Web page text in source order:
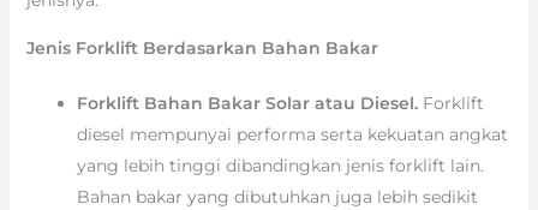
Jenis Forklift Berdasarkan Bahan Bakar
Forklift Bahan Bakar Solar atau Diesel. Forklift
diesel mempunyai performa serta kekuatan angkat
yang lebih tinggi dibandingkan jenis forklift lain.
Bahan bakar yang dibutuhkan juga lebih sedikit